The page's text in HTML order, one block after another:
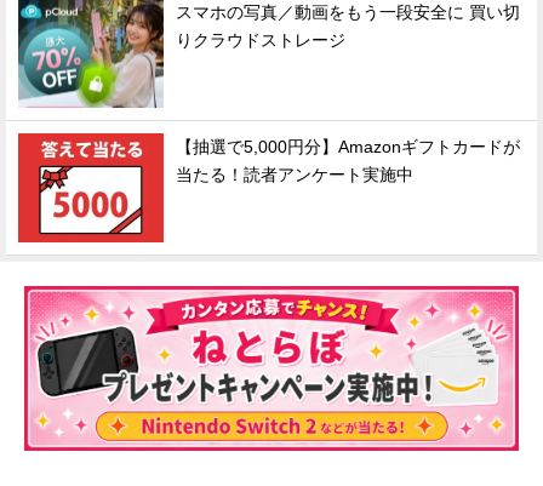
スマホの写真／動画をもう一段安全に 買い切
りクラウドストレージ
【抽選で5,000円分】Amazonギフトカードが
当たる！読者アンケート実施中